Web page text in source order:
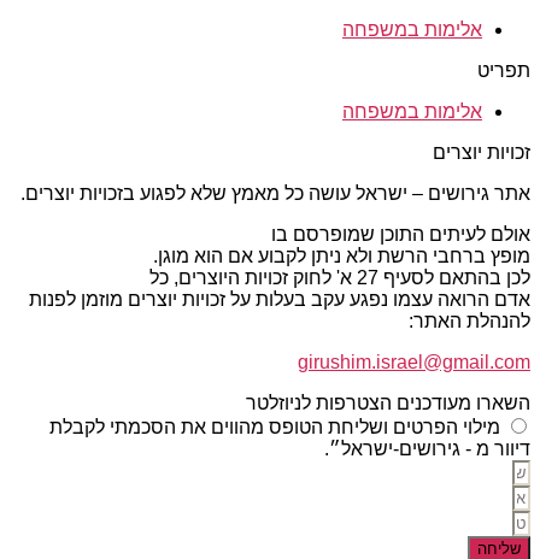
אלימות במשפחה
תפריט
אלימות במשפחה
זכויות יוצרים
אתר גירושים – ישראל עושה כל מאמץ שלא לפגוע בזכויות יוצרים.
אולם לעיתים התוכן שמופרסם בו
מופץ ברחבי הרשת ולא ניתן לקבוע אם הוא מוגן.
לכן בהתאם לסעיף 27 א' לחוק זכויות היוצרים, כל
אדם הרואה עצמו נפגע עקב בעלות על זכויות יוצרים מוזמן לפנות
להנהלת האתר:
girushim.israel@gmail.com
השארו מעודכנים הצטרפות לניוזלטר
מילוי הפרטים ושליחת הטופס מהווים את הסכמתי לקבלת
דיוור מ - גירושים-ישראל״.
שליחה